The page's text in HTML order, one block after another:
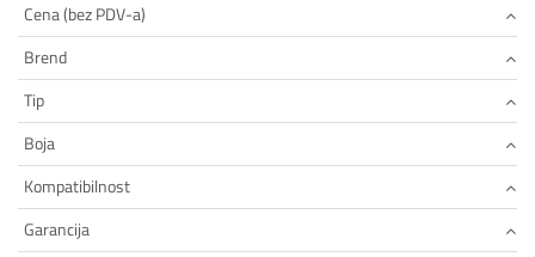
Cena (bez PDV-a)
Brend
Tip
Boja
Kompatibilnost
Garancija